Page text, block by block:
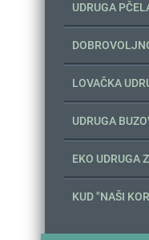
UDRUGA
LOVAČKA
UDRUGA
EKO UDRUGA
KUD "NAŠI